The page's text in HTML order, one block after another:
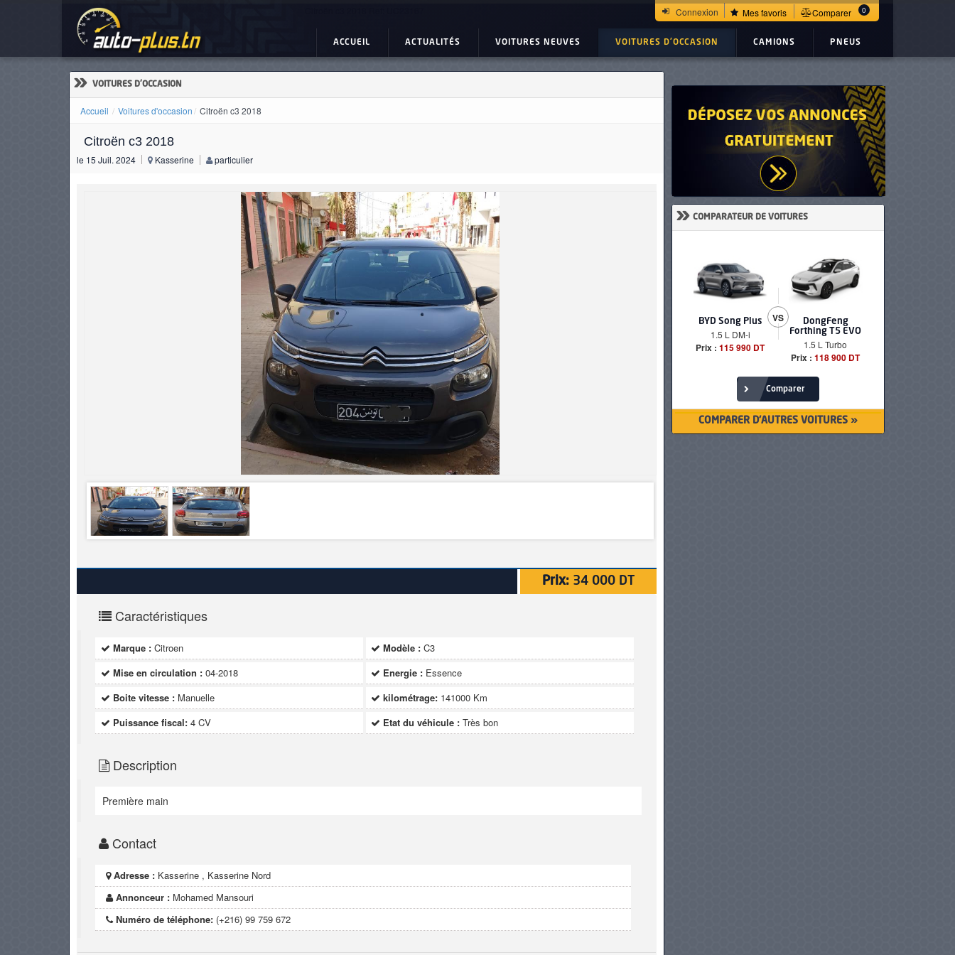
Connexion Mes favoris Comparer 0
ACCUEIL ACTUALITÉS VOITURES NEUVES VOITURES D'OCCASION CAMIONS PNEUS
» VOITURES D'OCCASION
Accueil Voitures d'occasion Citroën c3 2018
Citroën c3 2018
le 15 Juil. 2024 Kasserine particulier
Prix: 34 000 DT
Caractéristiques
Marque : Citroen Modèle : C3
Mise en circulation : 04-2018 Energie : Essence
Boite vitesse : Manuelle kilométrage: 141000 Km
Puissance fiscal: 4 CV Etat du véhicule : Très bon
Description
Première main
Contact
Adresse : Kasserine , Kasserine Nord
Annonceur : Mohamed Mansouri
Numéro de téléphone: (+216) 99 759 672
» COMPARATEUR DE VOITURES
BYD Song Plus
1.5 L DM-i
Prix : 115 990 DT
VS
DongFeng
Forthing T5 EVO
1.5 L Turbo
Prix : 118 900 DT
Comparer
COMPARER D'AUTRES VOITURES »
ACTUALITÉS